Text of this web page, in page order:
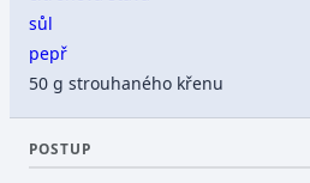
sůl
pepř
50 g strouhaného křenu
POSTUP